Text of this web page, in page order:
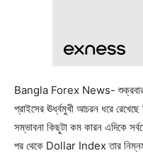
Bangla Forex News- শুক্রবার,
প্রাইসের ঊর্ধ্বমুখী আচরন ধরে
সম্ভাবনা কিছুটা কম কারন
পর থেকে Dollar Index তার